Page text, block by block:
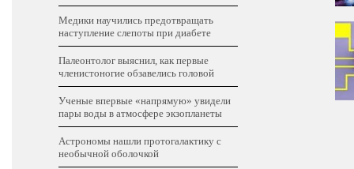
Медики научились предотвращать
наступление слепоты при диабете
Палеонтолог выяснил, как первые
членистоногие обзавелись головой
Ученые впервые «напрямую» увидели
пары воды в атмосфере экзопланеты
Астрономы нашли протогалактику с
необычной оболочкой